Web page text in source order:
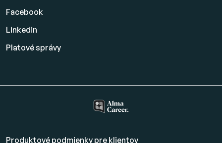
Facebook
Linkedin
Platovésprávy
Produktové podmienky pre klientov